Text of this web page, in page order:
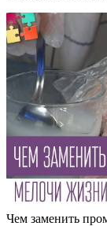
Чем заменить